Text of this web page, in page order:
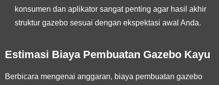
konsumen dan aplikator sangat penting agar hasil akhir
struktur gazebo sesuai dengan ekspektasi awal Anda.
Estimasi Biaya Pembuatan Gazebo Kayu
Berbicara mengenai anggaran, biaya pembuatan gazebo